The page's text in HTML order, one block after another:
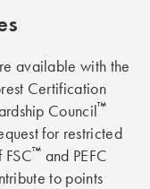
available with the
Certification
Council™
for restricted
™ and PEFC
to points